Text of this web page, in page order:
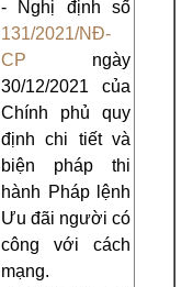
- Nghị định số
131/2021/NĐ-
CP ngày
30/12/2021 của
Chính phủ quy
định chi tiết và
biện pháp thi
hành Pháp lệnh
Ưu đãi người có
công với cách
mạng.